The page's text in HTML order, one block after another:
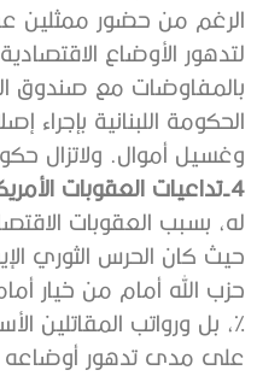
الرغم من حضور ممثلين
لتدهور الأوضاع
بالمفاوضات مع صندوق
الحكومة اللبنانية
وغسيل أموال. ولاتزال
4-تداعيات العقوبات الأمريكية:
له، بسبب العقوبات
%، بل ورواتب
على مدى تدهور أوضاعه